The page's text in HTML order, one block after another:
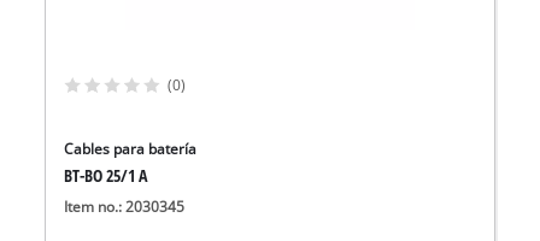
(0)
Cables para batería
BT-BO 25/1 A
Item no.: 2030345